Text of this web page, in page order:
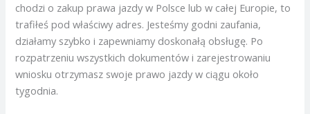
chodzi o zakup prawa jazdy w Polsce lub w całej Europie, to
trafiłeś pod właściwy adres. Jesteśmy godni zaufania,
działamy szybko i zapewniamy doskonałą obsługę. Po
rozpatrzeniu wszystkich dokumentów i zarejestrowaniu
wniosku otrzymasz swoje prawo jazdy w ciągu około
tygodnia.